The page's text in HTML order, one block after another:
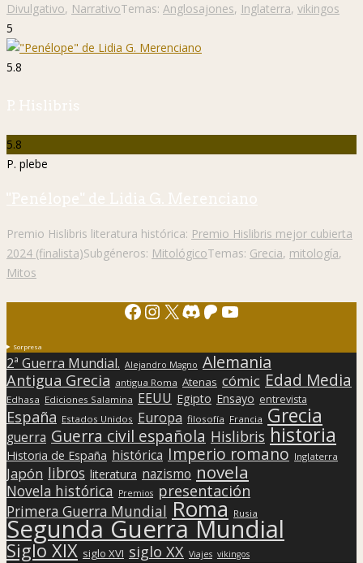
Divulgativo, NarrativoTemas: Anglosajones, Inglaterra, vikingos
5
5.8
P. Hislibris
5.8
P. plebe
"Penélope" de Lidia G. Merenciano
Premio Hislibris literatura histórica: Premio Hislibris mejor cubierta
2024 (finalista)Subgéneros: MitológicoTemas: Grecia, mitología,
Mitos
Facebook
Instagram
X Discord
Patreon
YouTube
Sorpresa
2ª Guerra Mundial. Alejandro Magno Alemania
Antigua Grecia antigua Roma Atenas cómic Edad Media
Edhasa Ediciones Salamina EEUU Egipto Ensayo entrevista
España Estados Unidos Europa filosofía Francia Grecia
guerra Guerra civil española Hislibris historia
Historia de España histórica Imperio romano Inglaterra
Japón libros literatura nazismo novela
Novela histórica Premios presentación
Primera Guerra Mundial Roma Rusia
Segunda Guerra Mundial
Siglo XIX siglo XVI siglo XX Viajes vikingos